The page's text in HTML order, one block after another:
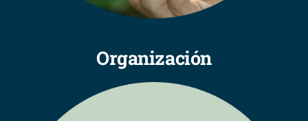
Organización